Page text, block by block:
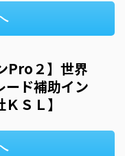
Pro２】世界
ード補助イン
ＳＬ】